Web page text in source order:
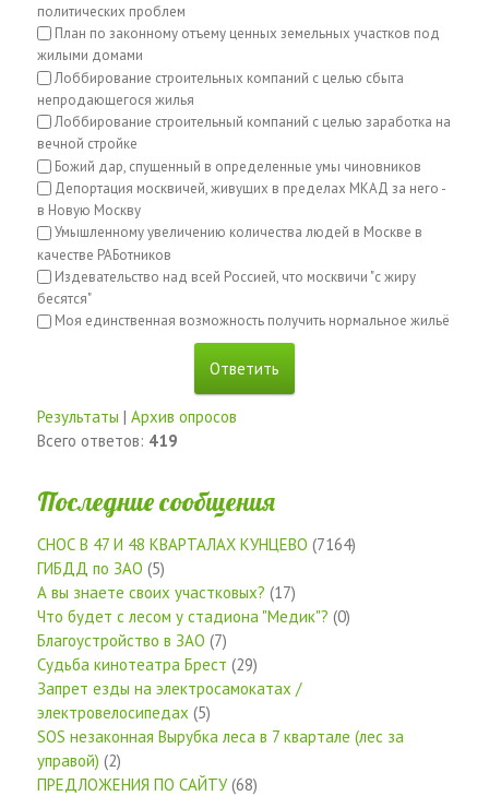
политических проблем
План по законному отъему ценных земельных участков под
жилыми домами
Лоббирование строительных компаний с целью сбыта
непродающегося жилья
Лоббирование строительный компаний с целью заработка на
вечной стройке
Божий дар, спущенный в определенные умы чиновников
Депортация москвичей, живущих в пределах МКАД за него -
в Новую Москву
Умышленному увеличению количества людей в Москве в
качестве РАБотников
Издевательство над всей Россией, что москвичи "с жиру
бесятся"
Моя единственная возможность получить нормальное жильё
Результаты | Архив опросов
Всего ответов: 419
Последние сообщения
СНОС В 47 И 48 КВАРТАЛАХ КУНЦЕВО (7164)
ГИБДД по ЗАО (5)
А вы знаете своих участковых? (17)
Что будет с лесом у стадиона "Медик"? (0)
Благоустройство в ЗАО (7)
Судьба кинотеатра Брест (29)
Запрет езды на электросамокатах /
электровелосипедах (5)
SOS незаконная Вырубка леса в 7 квартале (лес за
управой) (2)
ПРЕДЛОЖЕНИЯ ПО САЙТУ(68)